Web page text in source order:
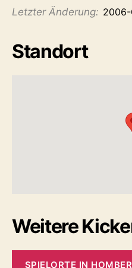
Letzter Änderung:
Standort
Weitere
SPIELORTE IN